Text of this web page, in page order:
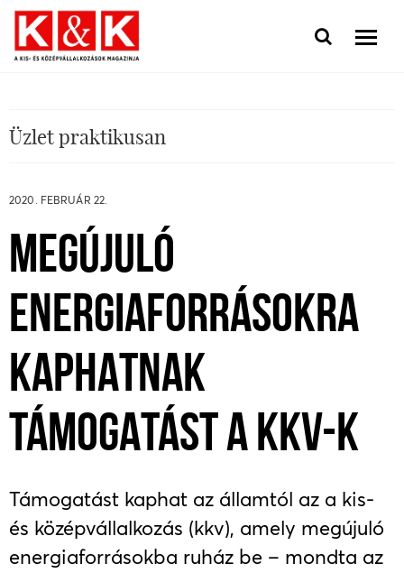
Üzlet praktikusan
2020. FEBRUÁR 22.
MEGÚJULÓ
ENERGIAFORRÁSOKRA
KAPHATNAK
TÁMOGATÁST A KKV-K
Támogatást kaphat az államtól az a kis-
és középvállalkozás (kkv), amely megújuló
energiaforrásokba ruház be – mondta az